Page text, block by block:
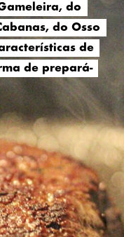
do
do Osso
de
de prepará-
do
do Osso
de
de prepará-